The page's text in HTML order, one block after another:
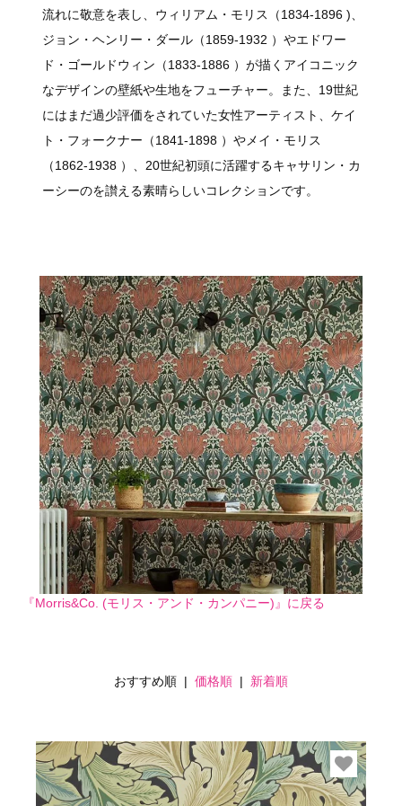
流れに敬意を表し、ウィリアム・モリス（1834-1896 )、
ジョン・ヘンリー・ダール（1859-1932 ）やエドワー
ド・ゴールドウィン（1833-1886 ）が描くアイコニック
なデザインの壁紙や生地をフューチャー。また、19世紀
にはまだ過少評価をされていた女性アーティスト、ケイ
ト・フォークナー（1841-1898 ）やメイ・モリス
（1862-1938 ）、20世紀初頭に活躍するキャサリン・カ
ーシーのを讃える素晴らしいコレクションです。
『Morris&Co. (モリス・アンド・カンパニー)』に戻る
おすすめ順 | 価格順 | 新着順